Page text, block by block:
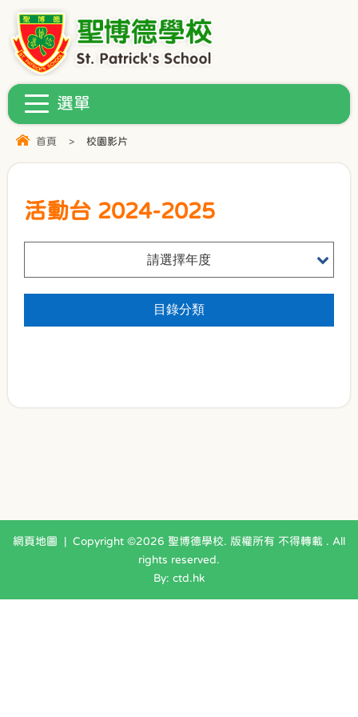
首頁 > 校園影片
活動台 2024-2025
請選擇年度
目錄分類
網頁地圖 | Copyright ©2026 聖博德學校. 版權所有 不得轉載 . All
rights reserved.
By: ctd.hk